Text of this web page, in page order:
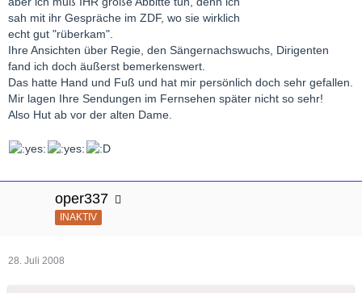
sah mit ihr Gespräche im ZDF, wo sie wirklich
echt gut "rüberkam".
Ihre Ansichten über Regie, den Sängernachswuchs, Dirigenten
fand ich doch äußerst bemerkenswert.
Das hatte Hand und Fuß und hat mir persönlich doch sehr gefallen.
Mir lagen Ihre Sendungen im Fernsehen später nicht so sehr!
Also Hut ab vor der alten Dame.
oper337
INAKTIV
28. Juli 2008